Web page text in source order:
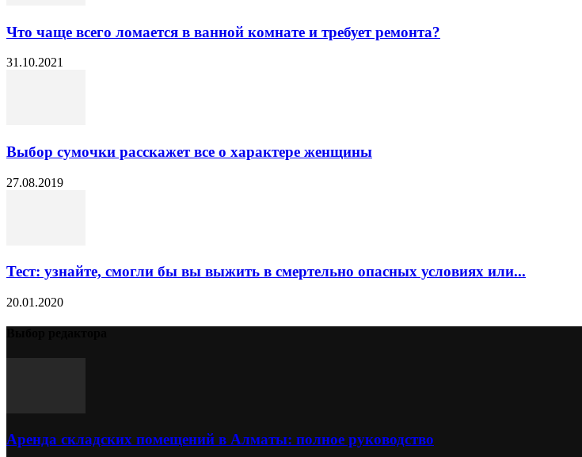
Что чаще всего ломается в ванной комнате и требует ремонта?
31.10.2021
Выбор сумочки расскажет все о характере женщины
27.08.2019
Тест: узнайте, смогли бы вы выжить в смертельно опасных условиях или...
20.01.2020
Аренда складских помещений в Алматы: полное руководство